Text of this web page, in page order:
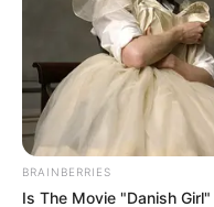
Este resultado
BRAINBERRIES
Is The Movie "Danish